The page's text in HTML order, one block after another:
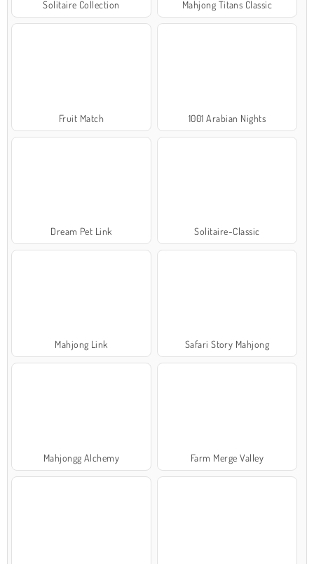
Solitaire Collection Mahjong Titans Classic
Fruit Match 1001 Arabian Nights
Dream Pet Link Solitaire-Classic
Mahjong Link Safari Story Mahjong
Mahjongg Alchemy Farm Merge Valley